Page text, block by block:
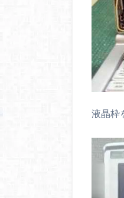
液晶枠